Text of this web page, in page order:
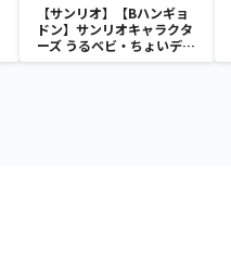
【サンリオ】【Bハンギョ
ドン】サンリオキャラクタ
ーズ うるベビ・ちょいデカ
ドール